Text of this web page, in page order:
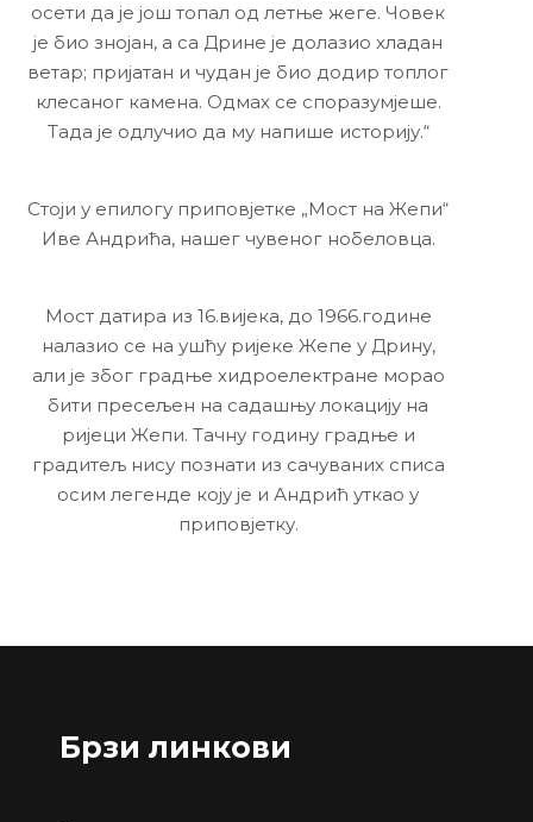
осети да је још топал од летње жеге. Човек
је био знојан, а са Дрине је долазио хладан
ветар; пријатан и чудан је био додир топлог
клесаног камена. Одмах се споразумјеше.
Тада је одлучио да му напише историју.“
Стоји у епилогу приповјетке „Мост на Жепи“
Иве Андрића, нашег чувеног нобеловца.
Мост датира из 16.вијека, до 1966.године
налазио се на ушћу ријеке Жепе у Дрину,
али је због градње хидроелектране морао
бити пресељен на садашњу локацију на
ријеци Жепи. Тачну годину градње и
градитељ нису познати из сачуваних списа
осим легенде коју је и Андрић уткао у
приповјетку.
Брзи линкови